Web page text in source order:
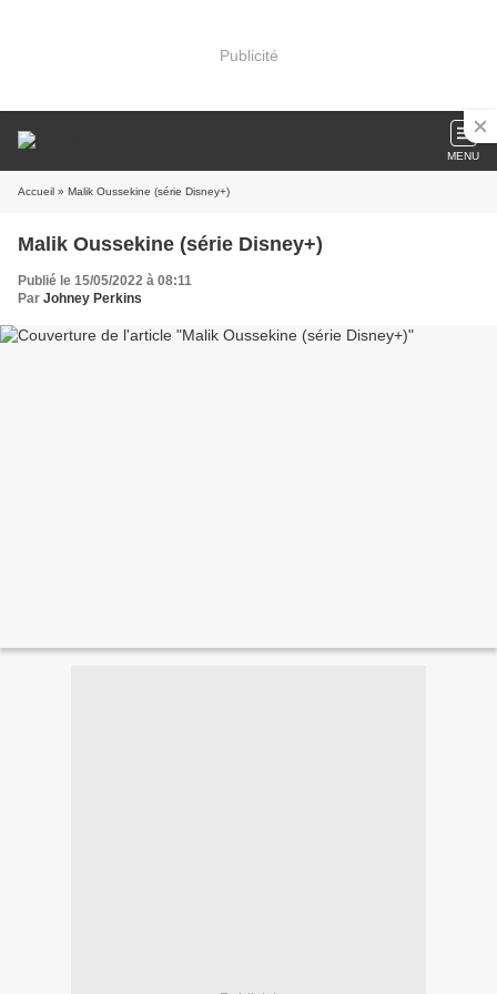
Publicité
MENU
Accueil » Malik Oussekine (série Disney+)
Malik Oussekine (série Disney+)
Publié le 15/05/2022 à 08:11
Par Johney Perkins